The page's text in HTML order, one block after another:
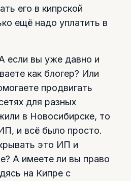
его в кипрской
ещё надо уплатить в
если вы уже давно и
как блогер? Или
продвигать
для разных
в Новосибирске, то
и всё было просто.
это ИП и
А имеете ли вы право
на Кипре с